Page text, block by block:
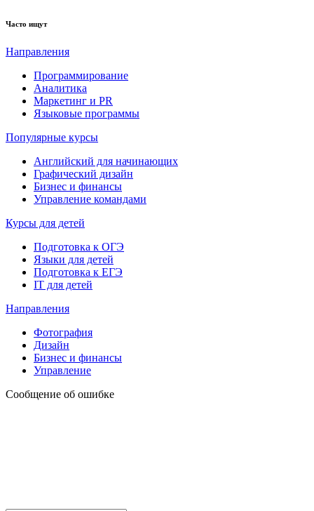
Часто ищут
Направления
Программирование
Аналитика
Маркетинг и PR
Языковые программы
Популярные курсы
Английский для начинающих
Графический дизайн
Бизнес и финансы
Управление командами
Курсы для детей
Подготовка к ОГЭ
Языки для детей
Подготовка к ЕГЭ
IT для детей
Направления
Фотография
Дизайн
Бизнес и финансы
Управление
Сообщение об ошибке